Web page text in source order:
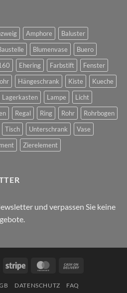
Amphore
Baluster
Blumenvase
Buero
Ehering Farbstift
Fenster
Hängeschrank Kiste
Kueche
Lagerkasten Lampe
Licht
Regal Ring Rohr
Rohrbogen
Tisch Unterschrank
Vase
Zierelement
und verpassen Sie keine
Stripe MasterCard
DATENSCHUTZ FAQ